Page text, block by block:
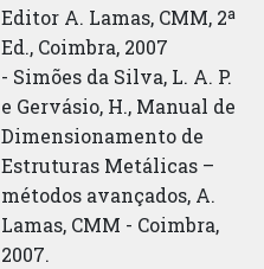
Editor A. Lamas, CMM, 2ª
Ed., Coimbra, 2007
- Simões da Silva, L. A. P.
e Gervásio, H., Manual de
Dimensionamento de
Estruturas Metálicas –
métodos avançados, A.
Lamas, CMM - Coimbra,
2007.